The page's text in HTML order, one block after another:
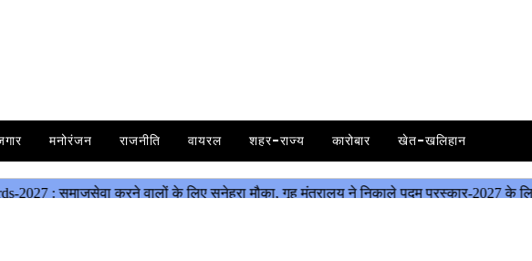
मनोरंजन राजनीति वायरल शहर-राज्य कारोबार खेत-खलिहान